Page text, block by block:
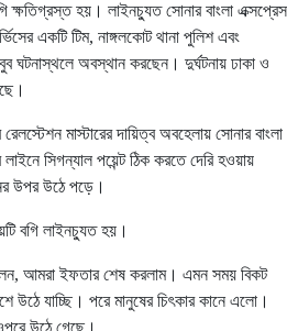
ক্ষতিগ্রস্ত হয়। লাইনচ্যুত সোনার বাংলা এক্সপ্রেস
একটি টিম, নাঙ্গলকোট থানা পুলিশ এবং
ঘটনাস্থলে অবস্থান করছেন। দুর্ঘটনায় ঢাকা ও
মাস্টারের দায়িত্ব অবহেলায় সোনার বাংলা
লাইনে সিগন্যাল পয়েন্ট ঠিক করতে দেরি হওয়ায়
উপর উঠে পড়ে।
বগি লাইনচ্যুত হয়।
আমরা ইফতার শেষ করলাম। এমন সময় বিকট
যাচ্ছি। পরে মানুষের চিৎকার কানে এলো।
উঠে গেছে।